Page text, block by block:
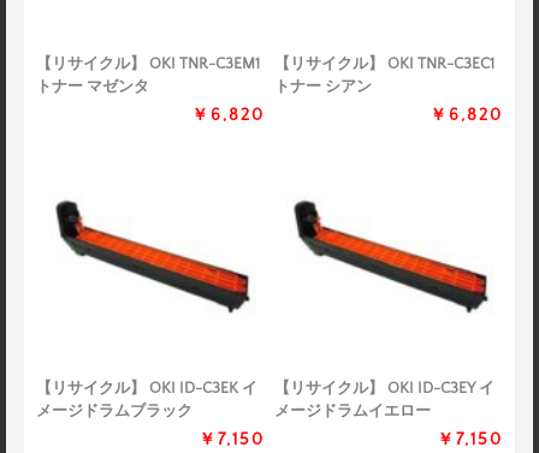
【リサイクル】 OKI TNR-C3EM1
トナー マゼンタ
￥6,820
【リサイクル】 OKI TNR-C3EC1
トナー シアン
￥6,820
【リサイクル】 OKI ID-C3EK イ
メージドラムブラック
￥7,150
【リサイクル】 OKI ID-C3EY イ
メージドラムイエロー
￥7,150